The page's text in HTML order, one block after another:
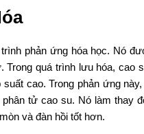
phản ứng hóa học. Nó
Trong quá trình lưu hóa, cao
cao. Trong phản ứng
tử cao su. Nó làm thay
và đàn hồi tốt hơn.